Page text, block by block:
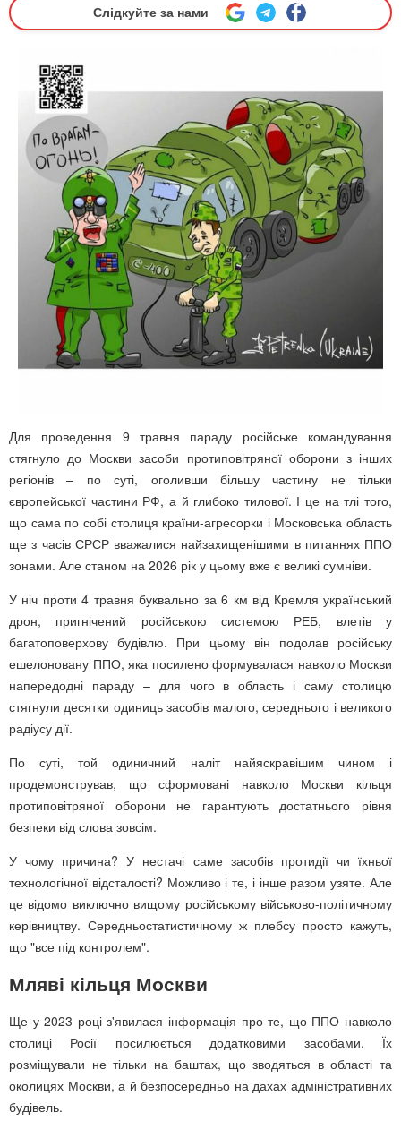
Слідкуйте за нами
Для проведення 9 травня параду російське командування
стягнуло до Москви засоби протиповітряної оборони з інших
регіонів – по суті, оголивши більшу частину не тільки
європейської частини РФ, а й глибоко тилової. І це на тлі того,
що сама по собі столиця країни-агресорки і Московська область
ще з часів СРСР вважалися найзахищенішими в питаннях ППО
зонами. Але станом на 2026 рік у цьому вже є великі сумніви.
У ніч проти 4 травня буквально за 6 км від Кремля український
дрон, пригнічений російською системою РЕБ, влетів у
багатоповерхову будівлю. При цьому він подолав російську
ешелоновану ППО, яка посилено формувалася навколо Москви
напередодні параду – для чого в область і саму столицю
стягнули десятки одиниць засобів малого, середнього і великого
радіусу дії.
По суті, той одиничний наліт найяскравішим чином і
продемонстрував, що сформовані навколо Москви кільця
протиповітряної оборони не гарантують достатнього рівня
безпеки від слова зовсім.
У чому причина? У нестачі саме засобів протидії чи їхньої
технологічної відсталості? Можливо і те, і інше разом узяте. Але
це відомо виключно вищому російському військово-політичному
керівництву. Середньостатистичному ж плебсу просто кажуть,
що "все під контролем".
Мляві кільця Москви
Ще у 2023 році з'явилася інформація про те, що ППО навколо
столиці Росії посилюється додатковими засобами. Їх
розміщували не тільки на баштах, що зводяться в області та
околицях Москви, а й безпосередньо на дахах адміністративних
будівель.